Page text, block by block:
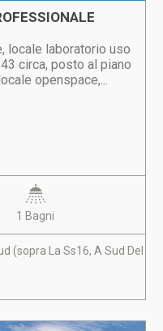
locale laboratorio uso
circa, posto al piano
openspace,...
1 Bagni
(sopra La Ss16, A Sud Del